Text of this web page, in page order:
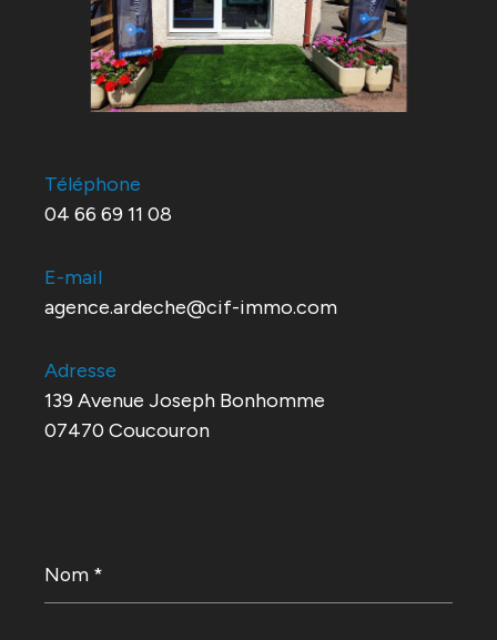
Téléphone
04 66 69 11 08
E-mail
agence.ardeche@cif-immo.com
Adresse
139 Avenue Joseph Bonhomme
07470 Coucouron
*